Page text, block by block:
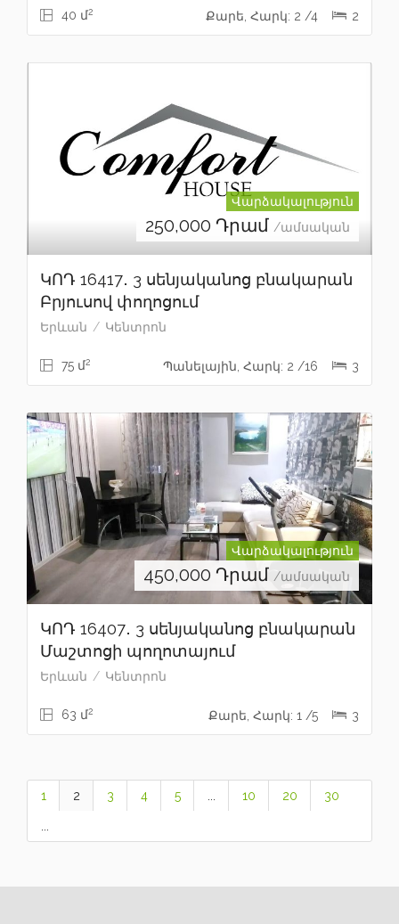
40 մ2 Քարե, Հարկ: 2 /4 2
Վարձակալություն
250,000 Դրամ /ամսական
ԿՈԴ 16417․ 3 սենյականոց բնակարան
Բրյուսով փողոցում
Երևան Կենտրոն
75 մ2 Պանելային, Հարկ: 2 /16 3
Վարձակալություն
450,000 Դրամ /ամսական
ԿՈԴ 16407․ 3 սենյականոց բնակարան
Մաշտոցի պողոտայում
Երևան Կենտրոն
63 մ2 Քարե, Հարկ: 1 /5 3
1 2 3 4 5 ... 10 20 30
...